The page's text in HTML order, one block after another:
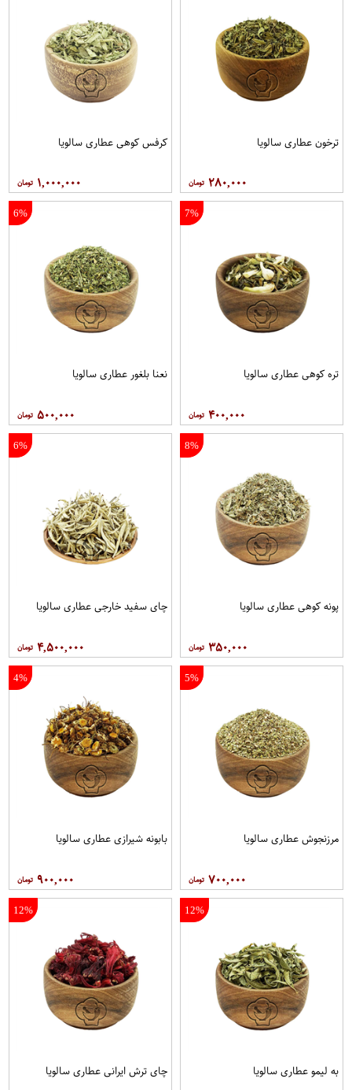
ترخون عطاری سالویا
۲۸۰,۰۰۰
کرفس کوهی عطاری سالویا
۱,۰۰۰,۰۰۰
7%
تره کوهی عطاری سالویا
۴۰۰,۰۰۰
6%
نعنا بلغور عطاری سالویا
۵۰۰,۰۰۰
8%
پونه کوهی عطاری سالویا
۳۵۰,۰۰۰
6%
چای سفید خارجی عطاری سالویا
۴,۵۰۰,۰۰۰
5%
مرزنجوش عطاری سالویا
۷۰۰,۰۰۰
4%
بابونه شیرازی عطاری سالویا
۹۰۰,۰۰۰
12%
به لیمو عطاری سالویا
12%
چای ترش ایرانی عطاری سالویا